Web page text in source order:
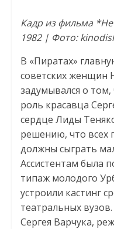
Кадр из фильма
1982 | Фото:
В «Пиратах»
советских женщин
задумывался о том,
роль красавца
сердце Лиды
решению, что всех
должны сыграть
Ассистентам была
типаж молодого
устроили кастинг
театральных
Сергея Варчука,